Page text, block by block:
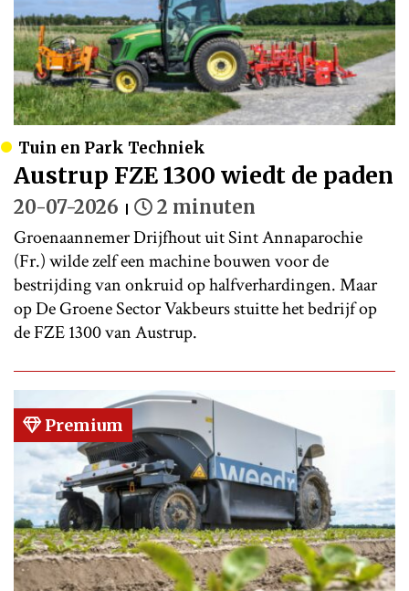
Tuin en Park Techniek
Austrup FZE 1300 wiedt de paden
20-07-2026 2 minuten
Groenaannemer Drijfhout uit Sint Annaparochie
(Fr.) wilde zelf een machine bouwen voor de
bestrijding van onkruid op halfverhardingen. Maar
op De Groene Sector Vakbeurs stuitte het bedrijf op
de FZE 1300 van Austrup.
Premium